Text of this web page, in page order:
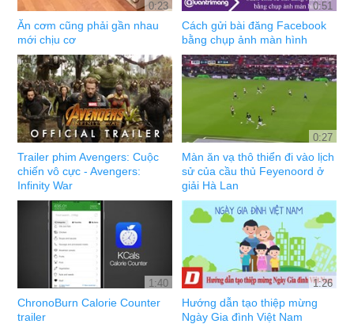
0:23
Ăn cơm cũng phải gần nhau
mới chịu cơ
0:51
Cách gửi bài đăng Facebook
bằng chụp ảnh màn hình
Trailer phim Avengers: Cuộc
chiến vô cực - Avengers:
Infinity War
0:27
Màn ăn vạ thô thiển đi vào lịch
sử của cầu thủ Feyenoord ở
giải Hà Lan
1:40
ChronoBurn Calorie Counter
trailer
1:26
Hướng dẫn tạo thiệp mừng
Ngày Gia đình Việt Nam